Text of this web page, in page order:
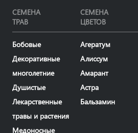
СЕМЕНА
ТРАВ
СЕМЕНА
ЦВЕТОВ
Бобовые
Декоративные
многолетние
Душистые
Лекарственные
травы и растения
Медоносные
Агератум
Алиссум
Амарант
Астра
Бальзамин